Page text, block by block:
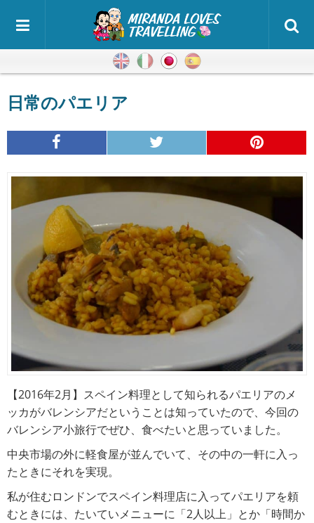
英語 イタリア語
日本語
日常のパエリア
【2016年2月】スペイン料理として知られるパエリアのメ
ッカがバレンシアだということは知っていたので、今回の
バレンシア小旅行でぜひ、食べたいと思っていました。
中央市場の外に軽食屋が並んでいて、その中の一軒に入っ
たときにそれを実現。
私が住むロンドンでスペイン料理店に入ってパエリアを頼
むときには、たいていメニューに「2人以上」とか「時間か